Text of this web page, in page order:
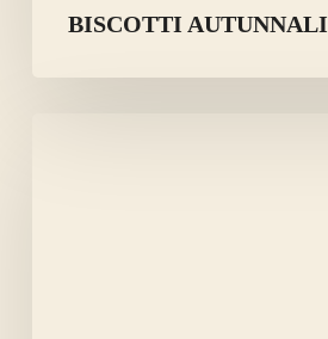
BISCOTTI AUTUNNALI